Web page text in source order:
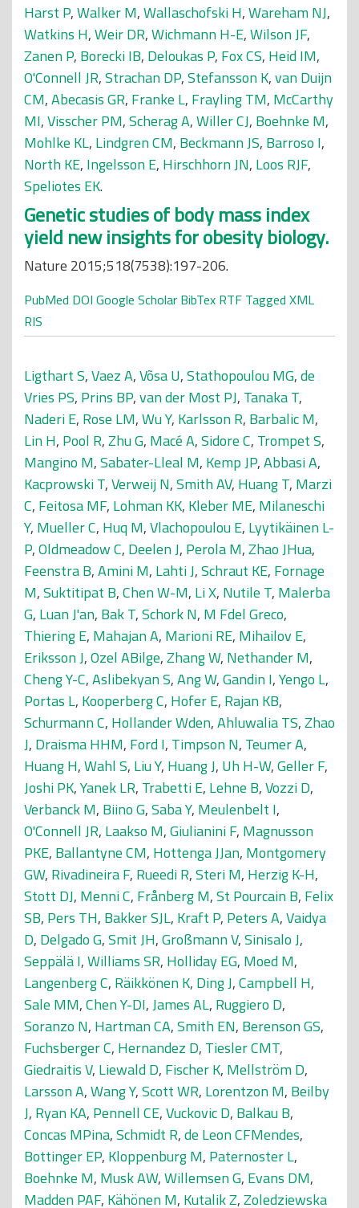
Harst P,Walker M,Wallaschofski H,Wareham NJ,
Watkins H,Weir DR,Wichmann H-E,Wilson JF,
Zanen P, Borecki IB, Deloukas P, Fox CS, Heid IM,
O'Connell JR,Strachan DP,Stefansson K,van Duijn
CM,Abecasis GR, Franke L, Frayling TM, McCarthy
MI,Visscher PM,Scherag A,Willer CJ, Boehnke M,
Mohlke KL, Lindgren CM, Beckmann JS, Barroso I,
North KE, Ingelsson E, Hirschhorn JN, Loos RJF,
Speliotes EK.
Genetic studies of body mass index
yield new insights for obesity biology.
Nature 2015;518(7538):197-206.
PubMed DOI Google Scholar BibTex RTF Tagged XML
RIS
Ligthart S,Vaez A,Võsa U,Stathopoulou MG,de
Vries PS, Prins BP,van der Most PJ, Tanaka T,
Naderi E, Rose LM,Wu Y, Karlsson R, Barbalic M,
Lin H, Pool R,Zhu G, Macé A,Sidore C, Trompet S,
Mangino M,Sabater-Lleal M, Kemp JP,Abbasi A,
Kacprowski T,Verweij N,Smith AV, Huang T, Marzi
C, Feitosa MF, Lohman KK, Kleber ME, Milaneschi
Y, Mueller C, Huq M,Vlachopoulou E, Lyytikäinen L-
P,Oldmeadow C, Deelen J, Perola M,Zhao JHua,
Feenstra B,Amini M, Lahti J,Schraut KE, Fornage
M,Suktitipat B,Chen W-M, Li X, Nutile T, Malerba
G, Luan J'an, Bak T,Schork N, M Fdel Greco,
Thiering E, Mahajan A, Marioni RE, Mihailov E,
Eriksson J,Ozel ABilge,Zhang W, Nethander M,
Cheng Y-C,Aslibekyan S,Ang W,Gandin I,Yengo L,
Portas L, Kooperberg C, Hofer E, Rajan KB,
Schurmann C, Hollander Wden,Ahluwalia TS,Zhao
J, Draisma HHM, Ford I, Timpson N, Teumer A,
Huang H,Wahl S, Liu Y, Huang J, Uh H-W,Geller F,
Joshi PK,Yanek LR, Trabetti E, Lehne B,Vozzi D,
Verbanck M, Biino G,Saba Y, Meulenbelt I,
O'Connell JR, Laakso M,Giulianini F, Magnusson
PKE, Ballantyne CM, Hottenga JJan, Montgomery
GW, Rivadineira F, Rueedi R,Steri M, Herzig K-H,
Stott DJ, Menni C, Frånberg M,St Pourcain B, Felix
SB, Pers TH, Bakker SJL, Kraft P, Peters A,Vaidya
D, Delgado G,Smit JH,Großmann V,Sinisalo J,
Seppälä I,Williams SR, Holliday EG, Moed M,
Langenberg C, Räikkönen K, Ding J,Campbell H,
Sale MM,Chen Y-DI,James AL, Ruggiero D,
Soranzo N, Hartman CA,Smith EN, Berenson GS,
Fuchsberger C, Hernandez D, Tiesler CMT,
Giedraitis V, Liewald D, Fischer K, Mellström D,
Larsson A,Wang Y,Scott WR, Lorentzon M, Beilby
J, Ryan KA, Pennell CE,Vuckovic D, Balkau B,
Concas MPina,Schmidt R,de Leon CFMendes,
Bottinger EP, Kloppenburg M, Paternoster L,
Boehnke M, Musk AW,Willemsen G, Evans DM,
Madden PAF, Kähönen M, Kutalik Z,Zoledziewska